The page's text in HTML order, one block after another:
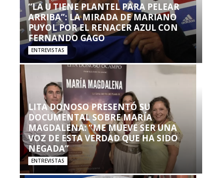
“LA U TIENE PLANTEL PARA PELEAR
ARRIBA”: LA MIRADA DE MARIANO
PUYOL POR EL RENACER AZUL CON
FERNANDO GAGO
ENTREVISTAS
LITA DONOSO PRESENTÓ SU
DOCUMENTAL SOBRE MARÍA
MAGDALENA: “ME MUEVE SER UNA
VOZ DE ESTA VERDAD QUE HA SIDO
NEGADA”
ENTREVISTAS